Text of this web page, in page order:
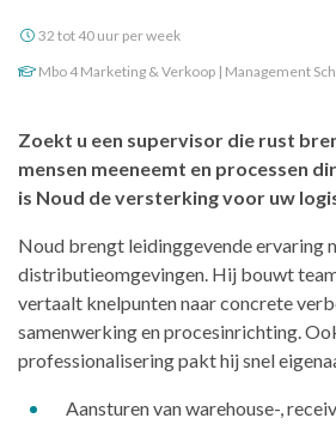
32 tot 40 uur per week
Mbo 4 Marketing & Verkoop | Management
Zoekt u een supervisor die rust
mensen meeneemt en processen
is Noud de versterking voor uw
Noud brengt leidinggevende ervaring
distributieomgevingen. Hij bouwt
vertaalt knelpunten naar concrete
samenwerking en procesinrichting.
professionalisering pakt hij snel
Aansturen van warehouse-,